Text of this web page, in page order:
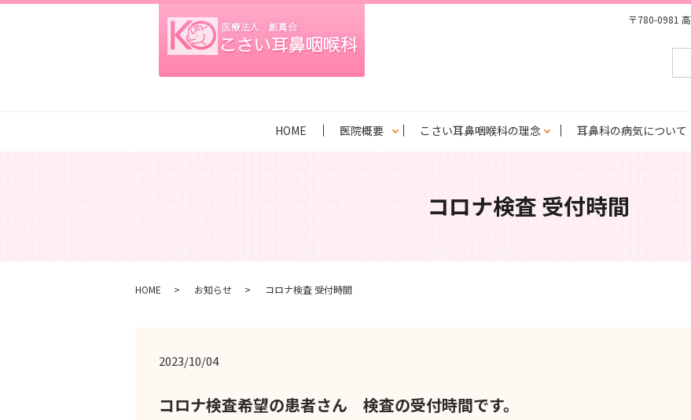
HOME 医院概要 こさい耳鼻咽喉科の理念 耳鼻科の病気について
〒780-0981
コロナ検査 受付時間
HOME お知らせ コロナ検査 受付時間
2023/10/04
コロナ検査希望の患者さん 検査の受付時間です。